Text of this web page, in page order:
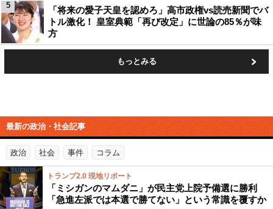
「将来の愛子天皇を認めろ」高市政権vs読売新聞でバ
トル激化！ 皇室典範「再び改定」に世論の85％が味
方
5
もっとみる
最新の政治・社会記事
政治 社会 事件 コラム
トランプ2.0 現地リポート
「ミシガンのマムダニ」が民主党上院予備選に勝利
「急進左派では本選で勝てない」という常識を覆すか